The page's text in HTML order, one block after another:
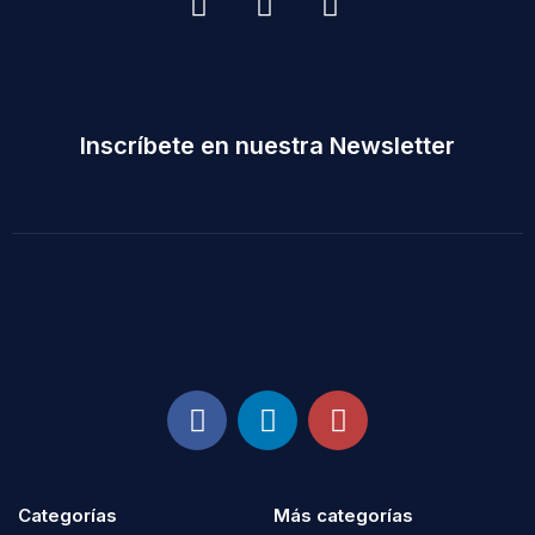
Inscríbete en nuestra Newsletter
Categorías Más categorías